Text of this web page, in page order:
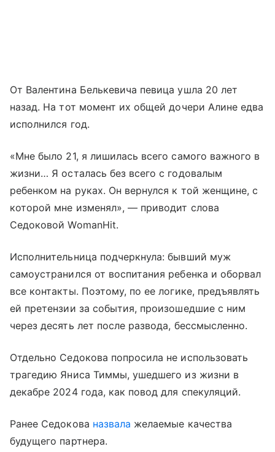
От Валентина Белькевича певица ушла 20 лет
назад. На тот момент их общей дочери Алине едва
исполнился год.
«Мне было 21, я лишилась всего самого важного в
жизни… Я осталась без всего с годовалым
ребенком на руках. Он вернулся к той женщине, с
которой мне изменял», — приводит слова
Седоковой WomanHit.
Исполнительница подчеркнула: бывший муж
самоустранился от воспитания ребенка и оборвал
все контакты. Поэтому, по ее логике, предъявлять
ей претензии за события, произошедшие с ним
через десять лет после развода, бессмысленно.
Отдельно Седокова попросила не использовать
трагедию Яниса Тиммы, ушедшего из жизни в
декабре 2024 года, как повод для спекуляций.
Ранее Седокова назвала желаемые качества
будущего партнера.